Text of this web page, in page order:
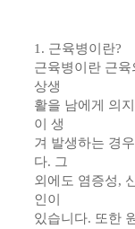
1. 근육병이란?
근육병이란 근
상생
활을 남에게 의
이 생
겨 발생하는 경
다. 그
외에도 염증성,
인이
있습니다. 또한